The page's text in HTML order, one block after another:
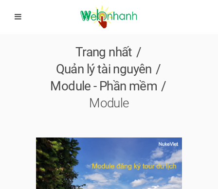
Trang nhất
Quản lý tài nguyên
Module - Phần mềm
Module